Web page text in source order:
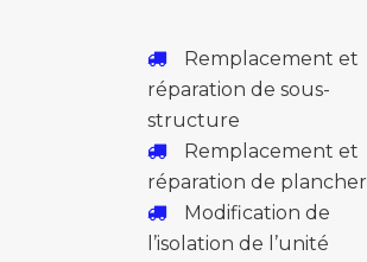
Remplacement et
réparation de sous-
structure
Remplacement et
réparation de plancher
Modification de
l’isolation de l’unité